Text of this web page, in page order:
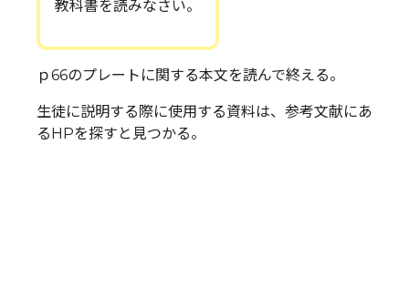
教科書を読みなさい。
ｐ66のプレートに関する本文を読んで終える。
生徒に説明する際に使用する資料は、参考文献にあ
るHPを探すと見つかる。